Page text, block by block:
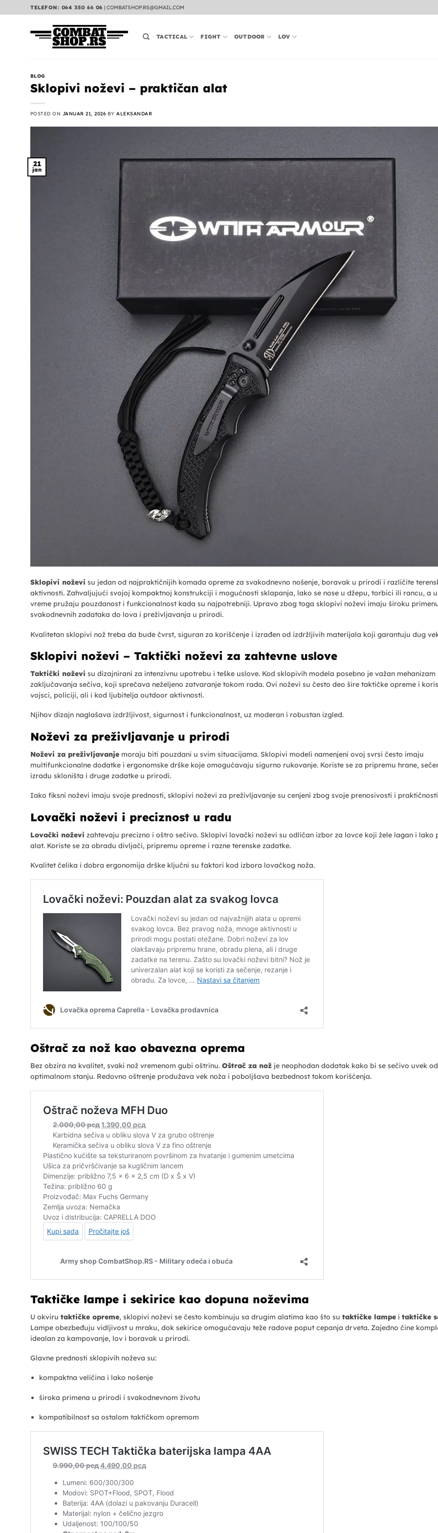
na
TELEFON: 064 350 66 06 | COMBATSHOP.RS@GMAIL.COM
TACTICAL FIGHT OUTDOOR LOV
BLOG
Sklopivi noževi – praktičan alat
POSTED ON JANUAR 21, 2026 BYALEKSANDAR
21
jan
Sklopivi noževi su jedan od najpraktičnijih komada opreme za svakodnevno nošenje, boravak u prirodi i različite
aktivnosti. Zahvaljujući svojoj kompaktnoj konstrukciji i mogućnosti sklapanja, lako se nose u džepu, torbici ili rancu, a
vreme pružaju pouzdanost i funkcionalnost kada su najpotrebniji. Upravo zbog toga sklopivi noževi imaju široku
svakodnevnih zadataka do lova i preživljavanja u prirodi.
Kvalitetan sklopivi nož treba da bude čvrst, siguran za korišćenje i izrađen od izdržljivih materijala koji garantuju dug
Sklopivi noževi – Taktički noževi za zahtevne uslove
Taktički noževi su dizajnirani za intenzivnu upotrebu i teške uslove. Kod sklopivih modela posebno je važan mehanizam
zaključavanja sečiva, koji sprečava neželjeno zatvaranje tokom rada. Ovi noževi su često deo šire taktičke opreme i
vojsci, policiji, ali i kod ljubitelja outdoor aktivnosti.
Njihov dizajn naglašava izdržljivost, sigurnost i funkcionalnost, uz moderan i robustan izgled.
Noževi za preživljavanje u prirodi
Noževi za preživljavanje moraju biti pouzdani u svim situacijama. Sklopivi modeli namenjeni ovoj svrsi često imaju
multifunkcionalne dodatke i ergonomske drške koje omogućavaju sigurno rukovanje. Koriste se za pripremu hrane,
izradu skloništa i druge zadatke u prirodi.
Iako fiksni noževi imaju svoje prednosti, sklopivi noževi za preživljavanje su cenjeni zbog svoje prenosivosti i
Lovački noževi i preciznost u radu
Lovački noževi zahtevaju precizno i oštro sečivo. Sklopivi lovački noževi su odličan izbor za lovce koji žele lagan i lako
alat. Koriste se za obradu divljači, pripremu opreme i razne terenske zadatke.
Kvalitet čelika i dobra ergonomija drške ključni su faktori kod izbora lovačkog noža.
Oštrač za nož kao obavezna oprema
Bez obzira na kvalitet, svaki nož vremenom gubi oštrinu. Oštrač za nož je neophodan dodatak kako bi se sečivo uvek
optimalnom stanju. Redovno oštrenje produžava vek noža i poboljšava bezbednost tokom korišćenja.
Taktičke lampe i sekirice kao dopuna noževima
U okviru taktičke opreme, sklopivi noževi se često kombinuju sa drugim alatima kao što su taktičke lampe i taktičke
Lampe obezbeđuju vidljivost u mraku, dok sekirice omogućavaju teže radove poput cepanja drveta. Zajedno čine
idealan za kampovanje, lov i boravak u prirodi.
Glavne prednosti sklopivih noževa su:
kompaktna veličina i lako nošenje
široka primena u prirodi i svakodnevnom životu
kompatibilnost sa ostalom taktičkom opremom